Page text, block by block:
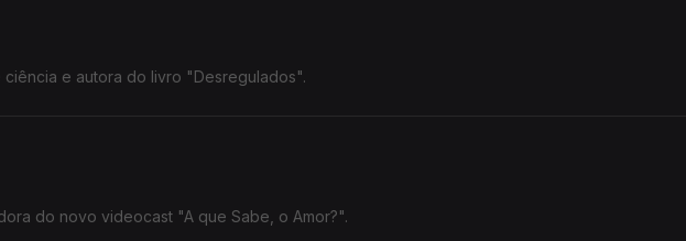
e autora do livro "Desregulados".
do novo videocast "A que Sabe, o Amor?".